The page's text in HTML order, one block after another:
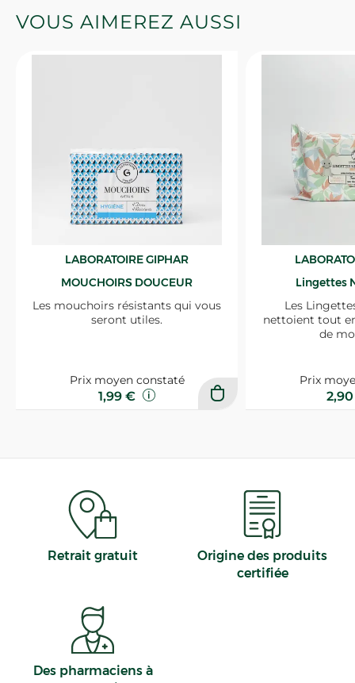
VOUS AIMEREZ AUSSI
LABORATOIRE GIPHAR
MOUCHOIRS DOUCEUR
Les mouchoirs résistants qui vous
seront utiles.
Prix moyen constaté
1,99 €
Lingettes
Les
nettoient tout
de
Prix
Retrait gratuit
Origine des produits
certifiée
Des pharmaciens à